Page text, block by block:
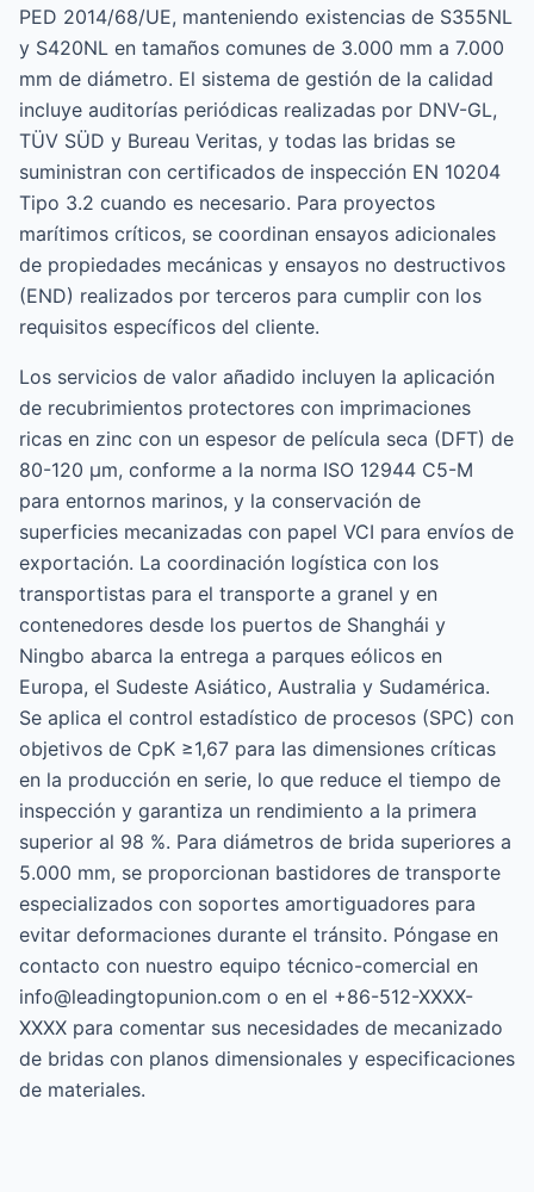
PED 2014/68/UE, manteniendo existencias de S355NL
y S420NL en tamaños comunes de 3.000 mm a 7.000
mm de diámetro. El sistema de gestión de la calidad
incluye auditorías periódicas realizadas por DNV-GL,
TÜV SÜD y Bureau Veritas, y todas las bridas se
suministran con certificados de inspección EN 10204
Tipo 3.2 cuando es necesario. Para proyectos
marítimos críticos, se coordinan ensayos adicionales
de propiedades mecánicas y ensayos no destructivos
(END) realizados por terceros para cumplir con los
requisitos específicos del cliente.
Los servicios de valor añadido incluyen la aplicación
de recubrimientos protectores con imprimaciones
ricas en zinc con un espesor de película seca (DFT) de
80-120 μm, conforme a la norma ISO 12944 C5-M
para entornos marinos, y la conservación de
superficies mecanizadas con papel VCI para envíos de
exportación. La coordinación logística con los
transportistas para el transporte a granel y en
contenedores desde los puertos de Shanghái y
Ningbo abarca la entrega a parques eólicos en
Europa, el Sudeste Asiático, Australia y Sudamérica.
Se aplica el control estadístico de procesos (SPC) con
objetivos de CpK ≥1,67 para las dimensiones críticas
en la producción en serie, lo que reduce el tiempo de
inspección y garantiza un rendimiento a la primera
superior al 98 %. Para diámetros de brida superiores a
5.000 mm, se proporcionan bastidores de transporte
especializados con soportes amortiguadores para
evitar deformaciones durante el tránsito. Póngase en
contacto con nuestro equipo técnico-comercial en
info@leadingtopunion.com o en el +86-512-XXXX-
XXXX para comentar sus necesidades de mecanizado
de bridas con planos dimensionales y especificaciones
de materiales.